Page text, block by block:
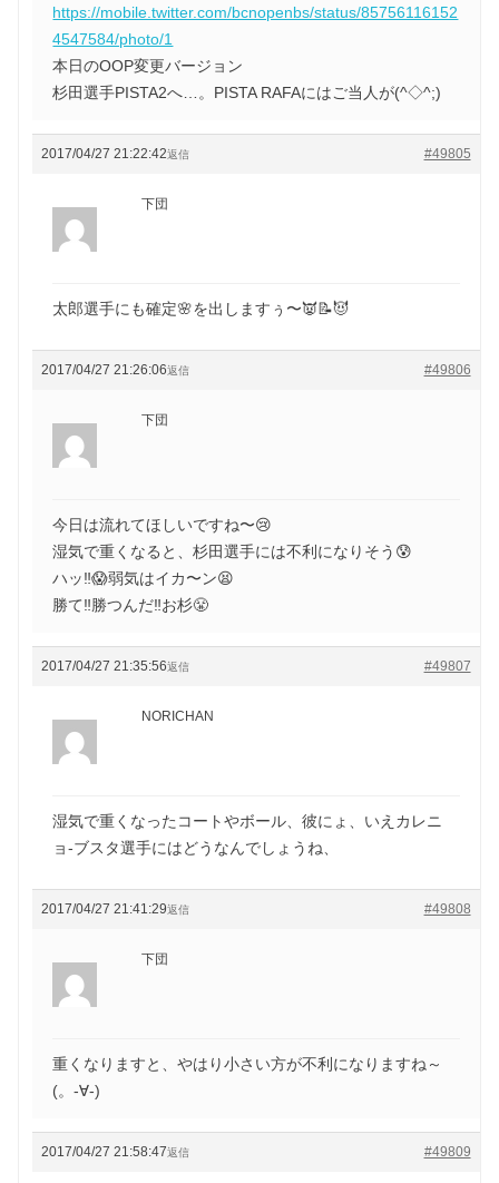
https://mobile.twitter.com/bcnopenbs/status/85756116152
4547584/photo/1
本日のOOP変更バージョン
杉田選手PISTA2へ…。PISTA RAFAにはご当人が(^◇^;)
2017/04/27 21:22:42 #49805
返信
下団
太郎選手にも確定🌸を出しますぅ〜👿📝😈
2017/04/27 21:26:06 #49806
返信
下団
今日は流れてほしいですね〜😢
湿気で重くなると、杉田選手には不利になりそう😰
ハッ‼️😱弱気はイカ〜ン😫
勝て‼️勝つんだ‼️お杉😤
2017/04/27 21:35:56 #49807
返信
NORICHAN
湿気で重くなったコートやボール、彼にょ、いえカレニ
ョ-ブスタ選手にはどうなんでしょうね、
2017/04/27 21:41:29 #49808
返信
下団
重くなりますと、やはり小さい方が不利になりますね～
(。-∀-)
2017/04/27 21:58:47 #49809
返信